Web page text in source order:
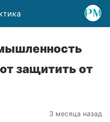
защитить от
3 месяца назад